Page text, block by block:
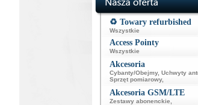
♻️ Towary refurbished
Wszystkie
Access Pointy
Wszystkie
Akcesoria
Cybanty/Obejmy, Uchwyty
Sprzęt pomiarowy,
Akcesoria GSM/LTE
Zestawy abonenckie